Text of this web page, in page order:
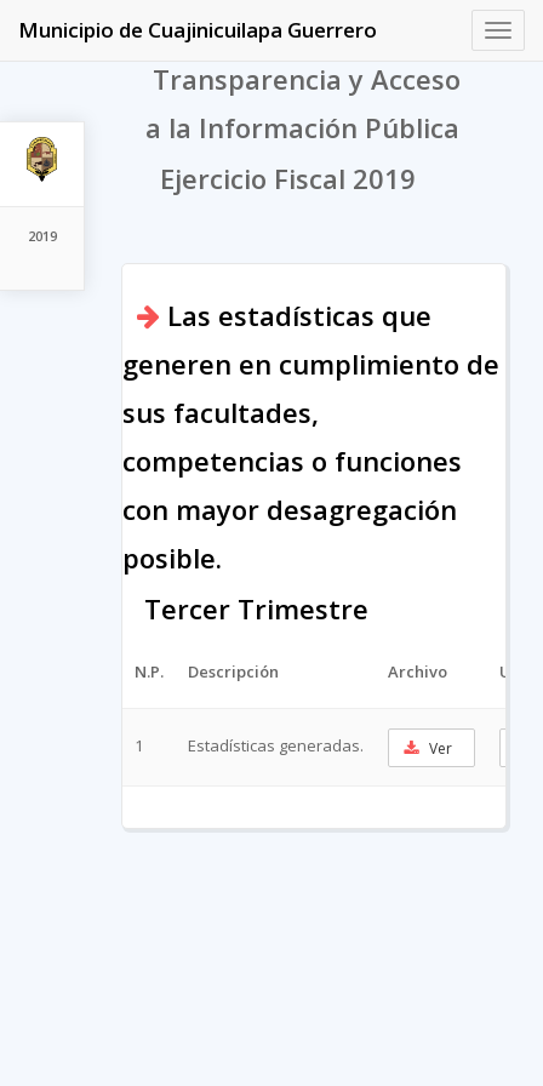
2019
Municipio de Cuajinicuilapa Guerrero
Transparencia y Acceso
a la Información Pública
Ejercicio Fiscal 2019
Las estadísticas que
generen en cumplimiento de
sus facultades,
competencias o funciones
con mayor desagregación
posible.
Tercer Trimestre
N.P. Descripción Archivo URL
1 Estadísticas generadas. Ver